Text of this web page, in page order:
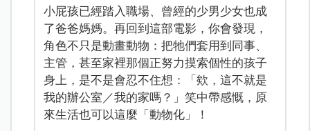
小屁孩已經踏入職場、曾經的少男少女也成
了爸爸媽媽。再回到這部電影，你會發現，
角色不只是動畫動物：把牠們套用到同事、
主管，甚至家裡那個正努力摸索個性的孩子
身上，是不是會忍不住想：「欸，這不就是
我的辦公室／我的家嗎？」笑中帶感慨，原
來生活也可以這麼「動物化」！